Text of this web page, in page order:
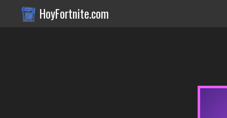
HoyFortnite.com